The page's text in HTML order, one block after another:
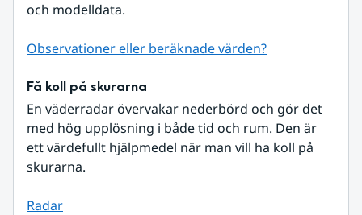
och modelldata.
Observationer eller beräknade värden?
Få koll på skurarna
En väderradar övervakar nederbörd och gör det
med hög upplösning i både tid och rum. Den är
ett värdefullt hjälpmedel när man vill ha koll på
skurarna.
Radar